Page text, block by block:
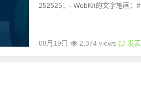
252525；- WebKit的文字笔画：#
08月19日 2,374 views 发